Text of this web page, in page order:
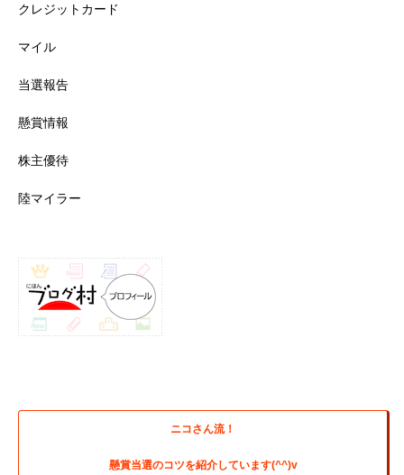
クレジットカード
マイル
当選報告
懸賞情報
株主優待
陸マイラー
ニコさん流！
懸賞当選のコツを紹介しています(^^)v